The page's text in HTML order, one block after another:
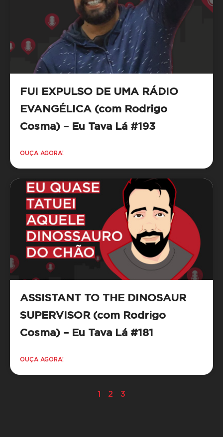
FUI EXPULSO DE UMA RÁDIO
EVANGÉLICA (com Rodrigo
Cosma) – Eu Tava Lá #193
OUÇA AGORA!
ASSISTANT TO THE DINOSAUR
SUPERVISOR (com Rodrigo
Cosma) – Eu Tava Lá #181
OUÇA AGORA!
1 2 3